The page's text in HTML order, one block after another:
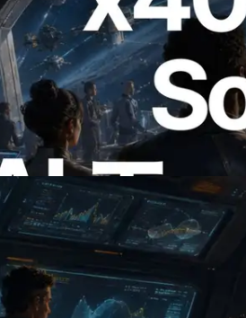
済対応の Solana RPC を
ェントが必要な API
時代の幕開け